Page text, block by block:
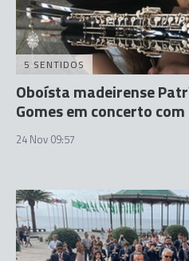
5 SENTIDOS
Oboísta madeirense
Gomes em concerto com
24 Nov 09:57